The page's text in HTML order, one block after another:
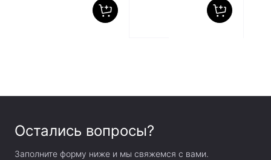
Остались вопросы?
Заполните форму ниже и мы свяжемся с вами.